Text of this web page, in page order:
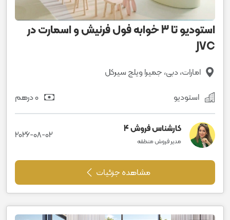
استودیو تا 3 خوابه فول فرنیش و اسمارت در
JVC
امارات، دبی، جمیرا ویلج سیرکل
استودیو
کارشناس فروش 4
مدیر فروش منطقه
2026-08-02
مشاهده جزئیات